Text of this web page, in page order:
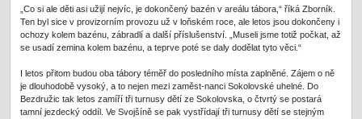
„Co si ale děti asi užijí nejvíc, je dokončený bazén v areálu tábora,“ říká Zborník.
Ten byl sice v provizorním provozu už v loňském roce, ale letos jsou dokončeny i
ochozy kolem bazénu, zábradlí a další příslušenství. „Museli jsme totiž počkat, až
se usadí zemina kolem bazénu, a teprve poté se daly dodělat tyto věci.“
I letos přitom budou oba tábory téměř do posledního místa zaplněné. Zájem o ně
je dlouhodobě vysoký, a to nejen mezi zaměst-nanci Sokolovské uhelné. Do
Bezdružic tak letos zamíří tři turnusy dětí ze Sokolovska, o čtvrtý se postará
tamní jezdecký oddíl. Ve Svojšíně se pak vystřídají tři turnusy dětí se stejným